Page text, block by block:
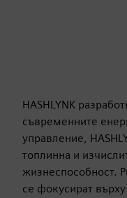
HASHLYNK
съвременните
управление,
топлинна и
жизнеспособност.
се фокусират